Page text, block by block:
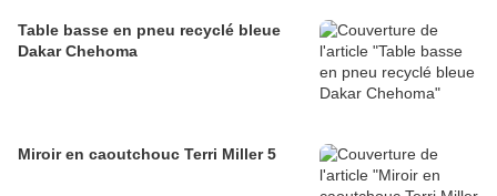
Table basse en pneu recyclé bleue
Dakar Chehoma
Miroir en caoutchouc Terri Miller 5